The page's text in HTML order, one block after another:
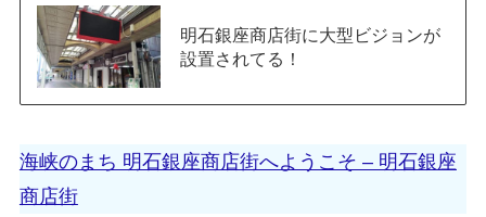
明石銀座商店街に大型ビジョンが
設置されてる！
海峡のまち 明石銀座商店街へようこそ – 明石銀座
商店街